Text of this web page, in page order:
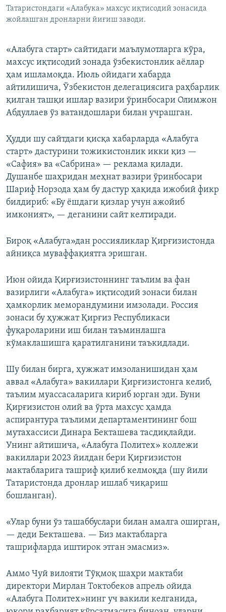
Татаристондаги «Алабука» махсус иқтисодий зонасида
жойлашган дронларни йиғиш заводи.
«Алабуга старт» сайтидаги маълумотларга кўра,
махсус иқтисодий зонада ўзбекистонлик аёллар
ҳам ишламоқда. Июль ойидаги хабарда
айтилишича, Ўзбекистон делегациясига раҳбарлик
қилган ташқи ишлар вазири ўринбосари Олимжон
Абдуллаев ўз ватандошлари билан учрашган.
Ҳудди шу сайтдаги қисқа хабарларда «Алабуга
старт» дастурини тожикистонлик икки қиз —
«Сафия» ва «Сабрина» — реклама қилади.
Душанбе шаҳридан меҳнат вазири ўринбосари
Шариф Норзода ҳам бу дастур ҳақида ижобий фикр
билдириб: «Бу ёшдаги қизлар учун ажойиб
имконият», — деганини сайт келтиради.
Бироқ «Алабуга»дан россияликлар Қирғизистонда
айниқса муваффақиятга эришган.
Июн ойида Қирғизистоннинг таълим ва фан
вазирлиги «Алабуга» иқтисодий зонаси билан
ҳамкорлик меморандумини имзолади. Россия
зонаси бу ҳужжат Қирғиз Республикаси
фуқароларини иш билан таъминлашга
кўмаклашишга қаратилганини таъкидлади.
Шу билан бирга, ҳужжат имзоланишидан ҳам
аввал «Алабуга» вакиллари Қирғизистонга келиб,
таълим муассасаларига кириб юрган эди. Буни
Қирғизистон олий ва ўрта махсус ҳамда
аспирантура таълими департаментининг бош
мутахассиси Динара Бекташева тасдиқлайди.
Унинг айтишича, «Алабуга Политех» коллежи
вакиллари 2023 йилдан бери Қирғизистон
мактабларига ташриф қилиб келмоқда (шу йили
Татаристонда дронлар ишлаб чиқариш
бошланган).
«Улар буни ўз ташаббуслари билан амалга оширган,
— деди Бекташева. — Биз мактабларга
ташрифларда иштирок этган эмасмиз».
Аммо Чуй вилояти Тўқмоқ шаҳри мактаби
директори Мирлан Токтобеков апрель ойида
«Алабуга Политех»нинг уч вакили келганида,